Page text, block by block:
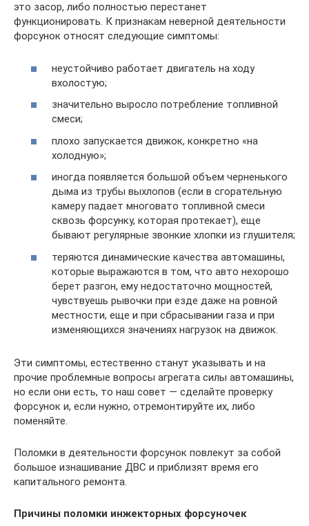
это засор, либо полностью перестанет
функционировать. К признакам неверной деятельности
форсунок относят следующие симптомы:
неустойчиво работает двигатель на ходу
вхолостую;
значительно выросло потребление топливной
смеси;
плохо запускается движок, конкретно «на
холодную»;
иногда появляется большой объем черненького
дыма из трубы выхлопов (если в сгорательную
камеру падает многовато топливной смеси
сквозь форсунку, которая протекает), еще
бывают регулярные звонкие хлопки из глушителя;
теряются динамические качества автомашины,
которые выражаются в том, что авто нехорошо
берет разгон, ему недостаточно мощностей,
чувствуешь рывочки при езде даже на ровной
местности, еще и при сбрасывании газа и при
изменяющихся значениях нагрузок на движок.
Эти симптомы, естественно станут указывать и на
прочие проблемные вопросы агрегата силы автомашины,
но если они есть, то наш совет — сделайте проверку
форсунок и, если нужно, отремонтируйте их, либо
поменяйте.
Поломки в деятельности форсунок повлекут за собой
большое изнашивание ДВС и приблизят время его
капитального ремонта.
Причины поломки инжекторных форсуночек